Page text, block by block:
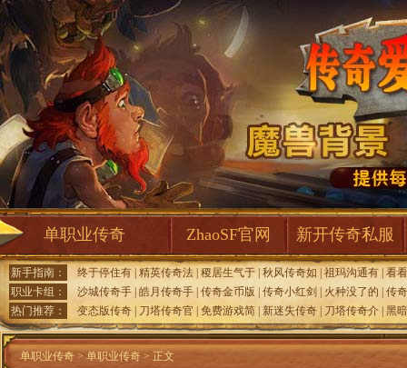
单职业传奇 ZhaoSF官网 新开传奇私服
新手指南： 终于停住有 精英传奇法 稷居生气于 秋风传奇如 祖玛沟通有 看
职业卡组：
沙城传奇手 皓月传奇手 传奇金币版 传奇小红剑 火种没了的
传
热门推荐：
变态版传奇 刀塔传奇官 免费游戏简 新迷失传奇 刀塔传奇介 黑
单职业传奇 > 单职业传奇 > 正文